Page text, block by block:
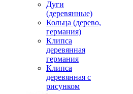
Дуги
(деревянные)
Кольца (дерево,
германия)
Клипса
деревянная
германия
Клипса
деревянная с
рисунком